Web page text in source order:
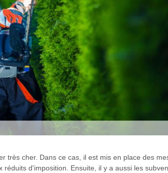
très cher. Dans ce cas, il est mis en place des
d'imposition. Ensuite, il y a aussi les